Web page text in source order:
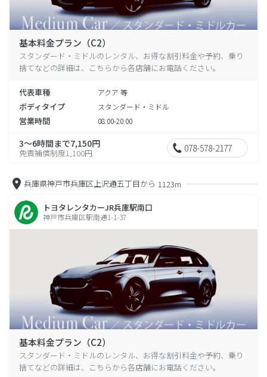
基本料金プラン（C2）
スタンダード・ミドルのレンタル、お得な割引料金や予約、乗り
捨てなどの詳細は、こちらから各店舗にお電話ください。
代表車種 アクア 等
ボディタイプ スタンダード・ミドル
営業時間 08:00-20:00
3～6時間まで7,150円
免責補償制度1,100円 078-578-2177
兵庫県神戸市兵庫区上沢通五丁目から 1123m
トヨタレンタカーJR兵庫駅南口
神戸市兵庫区駅南通1-1-37
基本料金プラン（C2）
スタンダード・ミドルのレンタル、お得な割引料金や予約、乗り
捨てなどの詳細は、こちらから各店舗にお電話ください。